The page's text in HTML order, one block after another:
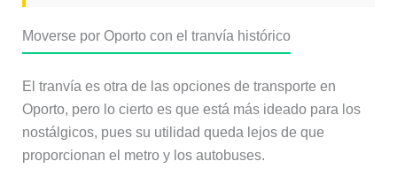
Moverse por Oporto con el tranvía histórico
El tranvía es otra de las opciones de transporte en
Oporto, pero lo cierto es que está más ideado para los
nostálgicos, pues su utilidad queda lejos de que
proporcionan el metro y los autobuses.